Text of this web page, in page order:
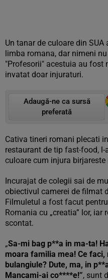
Un tanar de culoare din
limba romana, dar nimeni
"Profesorii" acestuia au fost
invatat doar injuraturi.
Adaugă-ne ca sursă
preferată
Cativa tineri romani plecati
restaurant de tip fast-food,
culoare cum injura
Incurajat de colegii sai de
obiectivul camerei de filmat
Filmuletul a fost facut
Romania cu „creatia” lor,
scontat.
„Sa-mi bag p**a in ma-ta!
moara familia mea! Ce
bulangiule? Dute, ma, in
Mancami-ai co****e!”, sunt